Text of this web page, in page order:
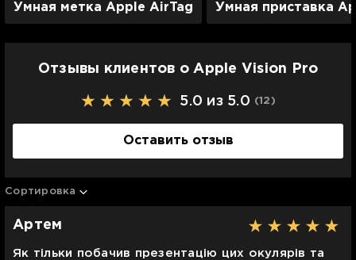
Умная метка Apple AirTag Умная приставка
Отзывы клиентов о Apple Vision Pro
5.0 из 5.0 (12 )
Оставить отзыв
Сортировка
Артем
Як тільки побачив презентацію цих окулярів та